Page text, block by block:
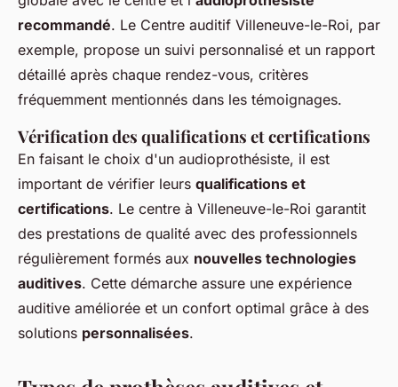
recommandé. Le Centre auditif Villeneuve-le-Roi, par
exemple, propose un suivi personnalisé et un rapport
détaillé après chaque rendez-vous, critères
fréquemment mentionnés dans les témoignages.
Vérification des qualifications et certifications
En faisant le choix d'un audioprothésiste, il est
important de vérifier leurs qualifications et
certifications. Le centre à Villeneuve-le-Roi garantit
des prestations de qualité avec des professionnels
régulièrement formés aux nouvelles technologies
auditives. Cette démarche assure une expérience
auditive améliorée et un confort optimal grâce à des
solutions personnalisées.